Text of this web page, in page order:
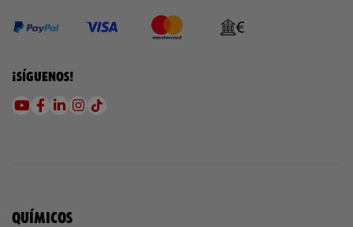
¡SÍGUENOS!
QUÍMICOS